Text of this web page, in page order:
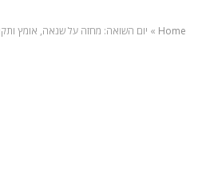
Home
» יום השואה: מחזה על שנאה, אומץ